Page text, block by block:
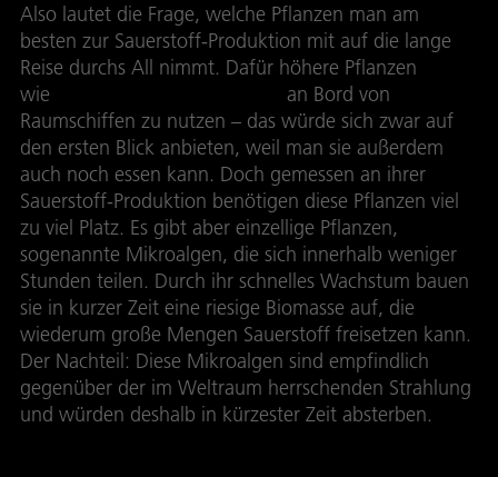
Also lautet die Frage, welche Pflanzen man am
besten zur Sauerstoff-Produktion mit auf die lange
Reise durchs All nimmt. Dafür höhere Pflanzen
wie
an Bord von
Raumschiffen zu nutzen – das würde sich zwar auf
den ersten Blick anbieten, weil man sie außerdem
auch noch essen kann. Doch gemessen an ihrer
Sauerstoff-Produktion benötigen diese Pflanzen viel
zu viel Platz. Es gibt aber einzellige Pflanzen,
sogenannte Mikroalgen, die sich innerhalb weniger
Stunden teilen. Durch ihr schnelles Wachstum bauen
sie in kurzer Zeit eine riesige Biomasse auf, die
wiederum große Mengen Sauerstoff freisetzen kann.
Der Nachteil: Diese Mikroalgen sind empfindlich
gegenüber der im Weltraum herrschenden Strahlung
und würden deshalb in kürzester Zeit absterben.